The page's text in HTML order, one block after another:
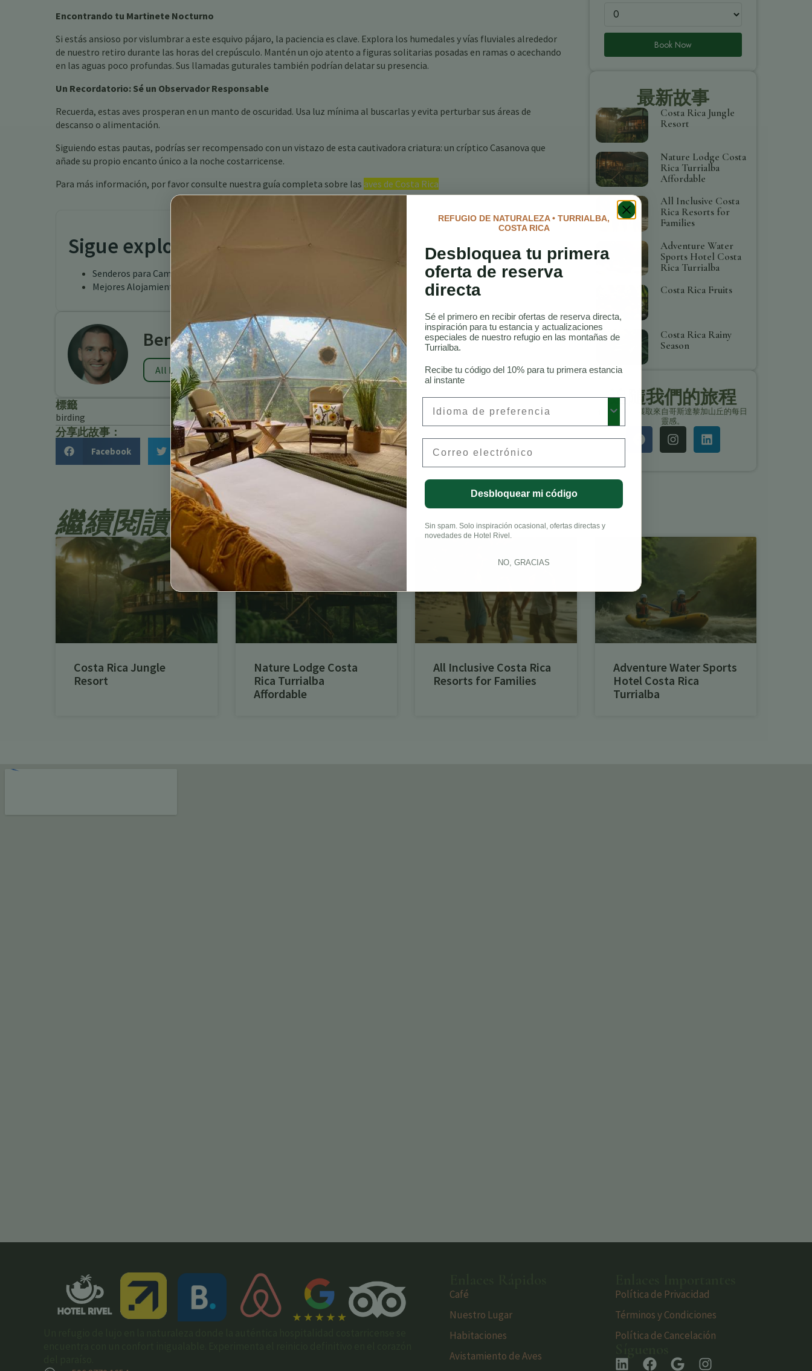
Encontrando tu Martinete Nocturno
Si estás ansioso por vislumbrar a este esquivo pájaro, la paciencia es clave. Explora los humedales y vías fluviales alrededor
de nuestro retiro durante las horas del crepúsculo. Mantén un ojo atento a figuras solitarias posadas en ramas o acechando
en las aguas poco profundas. Sus llamadas guturales también podrían delatar su presencia.
Un Recordatorio: Sé un Observador Responsable
Recuerda, estas aves prosperan en un manto de oscuridad. Usa luz mínima al buscarlas y evita perturbar sus áreas de
descanso o alimentación.
Siguiendo estas pautas, podrías ser recompensado con un vistazo de esta cautivadora criatura: un críptico Casanova que
añade su propio encanto único a la noche costarricense.
Para más información, por favor consulte nuestra guía completa sobre las aves de Costa Rica
Sigue explorando
Senderos para Caminatas en Costa Rica
Mejores Alojamientos para Avistamiento de Aves en Costa Rica
Benjamin Charbonneau, CFA
All Posts
標籤
birding
分享此故事：
Facebook Twitter LinkedIn
Book Now
最新故事
Costa Rica Jungle
Resort
Nature Lodge Costa
Rica Turrialba
Affordable
All Inclusive Costa
Rica Resorts for
Families
Adventure Water
Sports Hotel Costa
Rica Turrialba
Costa Rica Fruits
Costa Rica Rainy
Season
追隨我們的旅程
保持聯繫，獲取來自哥斯達黎加山丘的每日
靈感。
繼續閱讀
Costa Rica Jungle
Resort
Nature Lodge Costa
Rica Turrialba
Affordable
All Inclusive Costa Rica
Resorts for Families
Adventure Water Sports
Hotel Costa Rica
Turrialba
Café
Nuestro Lugar
Habitaciones
Avistamiento de Aves
Política de Privacidad
Términos y Condiciones
Política de Cancelación
REFUGIO DE NATURALEZA • TURRIALBA,
COSTA RICA
Desbloquea tu primera
oferta de reserva
directa
Sé el primero en recibir ofertas de reserva directa,
inspiración para tu estancia y actualizaciones
especiales de nuestro refugio en las montañas de
Turrialba.
Recibe tu código del 10% para tu primera estancia
al instante
Desbloquear mi código
Sin spam. Solo inspiración ocasional, ofertas directas y
novedades de Hotel Rivel.
NO, GRACIAS